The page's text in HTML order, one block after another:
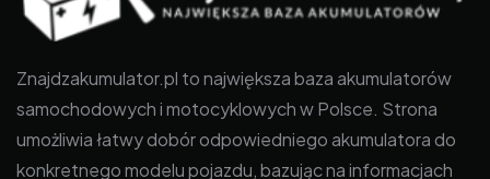
Znajdzakumulator.pl to największa baza akumulatorów
samochodowych i motocyklowych w Polsce. Strona
umożliwia łatwy dobór odpowiedniego akumulatora do
konkretnego modelu pojazdu, bazując na informacjach